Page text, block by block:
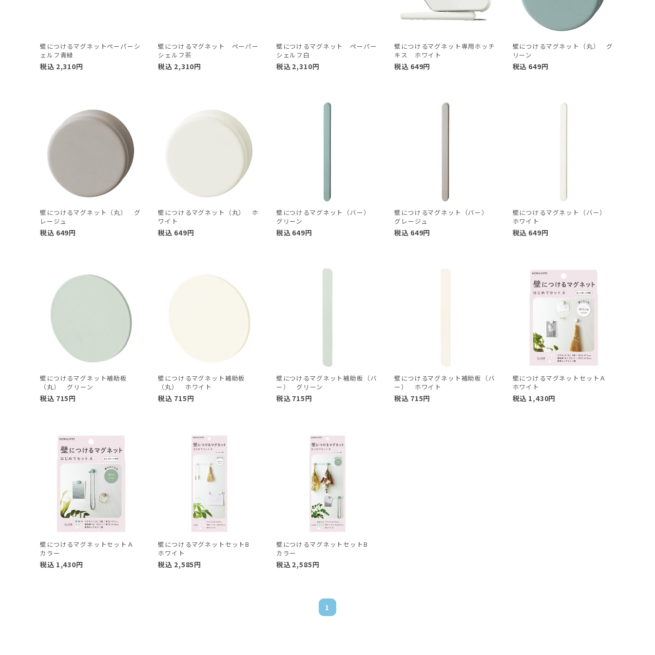
壁につけるマグネットペーパーシ
ェルフ青緑
税込 2,310円
壁につけるマグネット ペーパー
シェルフ茶
税込 2,310円
壁につけるマグネット ペーパー
シェルフ白
税込 2,310円
壁につけるマグネット専用ホッチ
キス ホワイト
税込 649円
壁につけるマグネット（丸） グ
リーン
税込 649円
壁につけるマグネット（丸） グ
レージュ
税込 649円
壁につけるマグネット（丸） ホ
ワイト
税込 649円
壁につけるマグネット（バー）
グリーン
税込 649円
壁につけるマグネット（バー）
グレージュ
税込 649円
壁につけるマグネット（バー）
ホワイト
税込 649円
壁につけるマグネット補助板
（丸） グリーン
税込 715円
壁につけるマグネット補助板
（丸） ホワイト
税込 715円
壁につけるマグネット補助板（バ
ー） グリーン
税込 715円
壁につけるマグネット補助板（バ
ー） ホワイト
税込 715円
壁につけるマグネットセットＡ
ホワイト
税込 1,430円
壁につけるマグネットセットＡ
カラー
税込 1,430円
壁につけるマグネットセットB
ホワイト
税込 2,585円
壁につけるマグネットセットB
カラー
税込 2,585円
1